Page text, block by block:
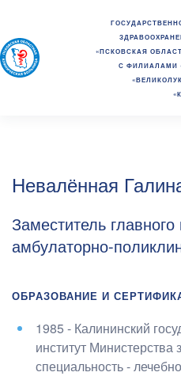
«ПСКОВСКАЯ
С ФИЛИАЛАМИ
Невалённая
Заместитель
амбулаторно-
ОБРАЗОВАНИЕ И
1985 - Калининский
институт
специальность -